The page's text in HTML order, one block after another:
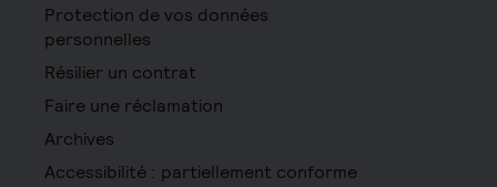
Protection de vos données
personnelles
Résilier un contrat
Faire une réclamation
Archives
Accessibilité : partiellement conforme